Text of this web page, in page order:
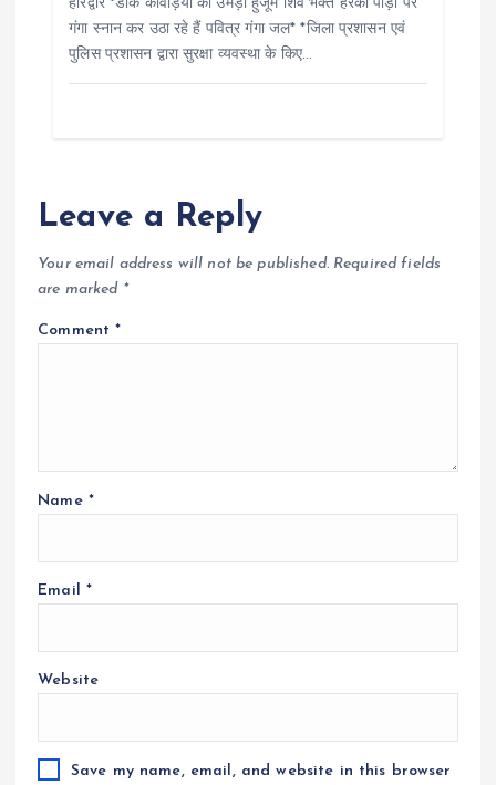
हरिद्वार *डाक कांवड़ियों का उमड़ा हुजूम शिव भक्त हरकी पौड़ी पर
गंगा स्नान कर उठा रहे हैं पवित्र गंगा जल* *जिला प्रशासन एवं
पुलिस प्रशासन द्वारा सुरक्षा व्यवस्था के किए…
Leave a Reply
Your email address will not be published. Required fields
are marked *
Comment*
Name *
Email *
Website
Save my name, email, and website in this browser